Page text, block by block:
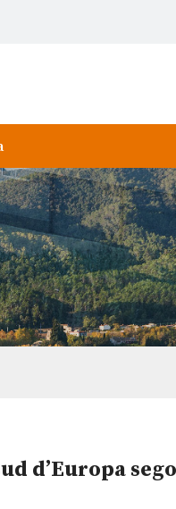
d’Europa